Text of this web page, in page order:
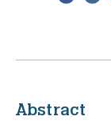
Abstract